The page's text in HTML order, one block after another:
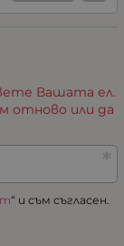
Вашата ел.
отново или да
“ и съм съгласен.